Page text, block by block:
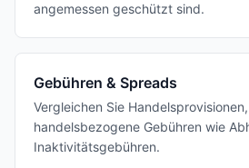
angemessen geschützt sind.
Gebühren & Spreads
Vergleichen Sie
handelsbezogene Gebühren wie
Inaktivitätsgebühren.